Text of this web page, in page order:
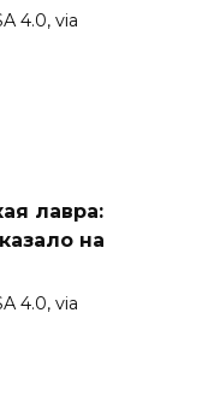
4.0, via
лавра:
на
4.0, via